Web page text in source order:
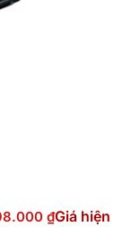
₫Giá hiện